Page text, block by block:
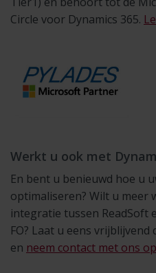
Circle voor Dynamics 365.
Werkt u ook met
En bent u benieuwd hoe u
optimaliseren? Wilt u meer
integratie tussen ReadSoft
FO? Laat u eens
en neem contact met ons op